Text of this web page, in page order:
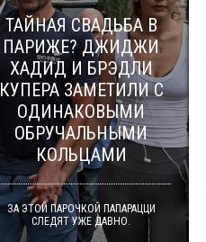
ТАЙНАЯ СВАДЬБА В
ПАРИЖЕ? ДЖИДЖИ
ХАДИД И БРЭДЛИ
КУПЕРА ЗАМЕТИЛИ С
ОДИНАКОВЫМИ
ОБРУЧАЛЬНЫМИ
КОЛЬЦАМИ
ЗА ЭТОЙ ПАРОЧКОЙ ПАПАРАЦЦИ
СЛЕДЯТ УЖЕ ДАВНО.